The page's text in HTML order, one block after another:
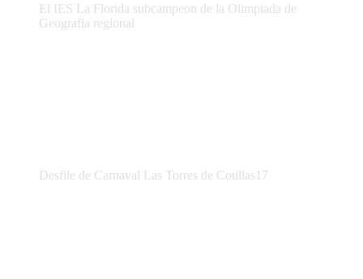
El IES La Florida subcampeon de la Olimpiada de
Geografia regional
Desfile de Carnaval Las Torres de Cotillas17